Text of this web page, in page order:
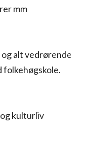
mm
alt vedrørende
folkehøgskole.
kulturliv